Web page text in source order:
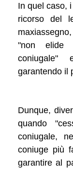
In quel caso,
ricorso del
"non elide
garantendo il
Dunque,
quando
coniugale,
coniuge più
garantire al